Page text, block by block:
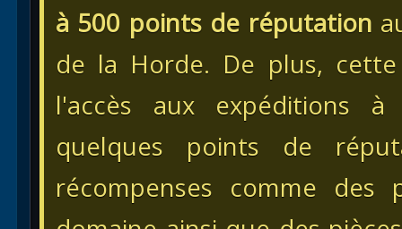
à 500 points de réputation
de la Horde. De plus,
l'accès aux expéditions
quelques points de
récompenses comme des